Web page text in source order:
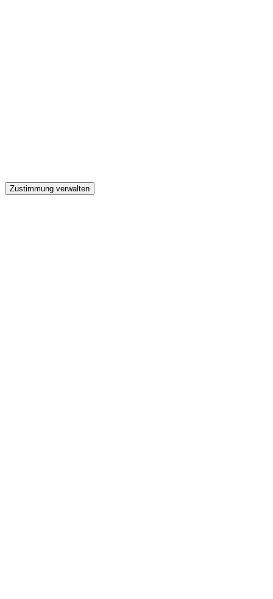
Zustimmung verwalten